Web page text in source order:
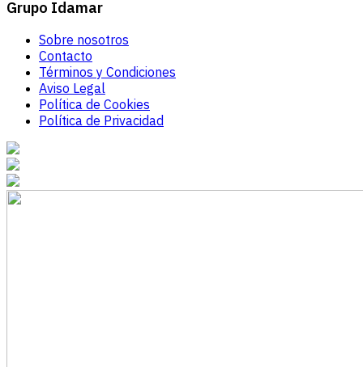
Grupo Idamar
Sobre nosotros
Contacto
Términos y Condiciones
Aviso Legal
Política de Cookies
Política de Privacidad